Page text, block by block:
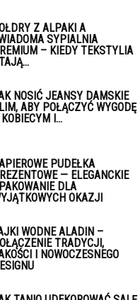
Z ALPAKI A
SYPIALNIA
– KIEDY TEKSTYLIA
NOSIĆ JEANSY DAMSKIE
ABY POŁĄCZYĆ WYGODĘ
I...
PUDEŁKA
— ELEGANCKIE
DLA
OKAZJI
WODNE ALADIN –
TRADYCJI,
I NOWOCZESNEGO